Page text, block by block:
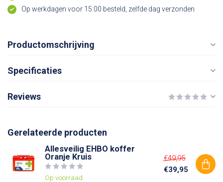
Op werkdagen voor 15:00 besteld, zelfde dag verzonden
Productomschrijving
Specificaties
Reviews
Gerelateerde producten
Allesveilig EHBO koffer
Oranje Kruis
Op voorraad
€49,95
€39,95